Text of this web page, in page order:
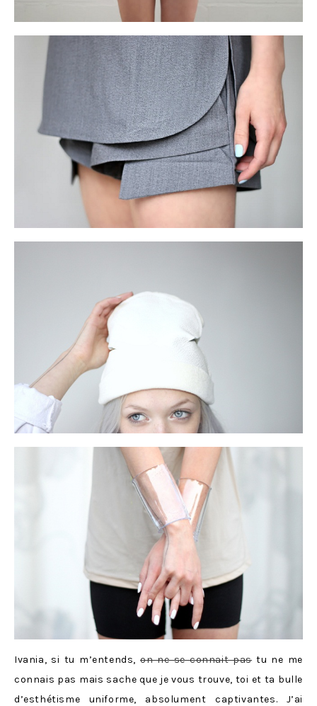
Ivania, si tu m’entends,on ne se connait pas tu ne me
connais pas mais sache que je vous trouve, toi et ta bulle
d’esthétisme uniforme, absolument captivantes. J’ai